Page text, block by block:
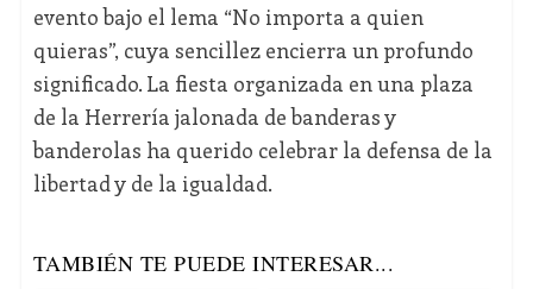
evento bajo el lema “No importa a quien
quieras”, cuya sencillez encierra un profundo
significado. La fiesta organizada en una plaza
de la Herrería jalonada de banderas y
banderolas ha querido celebrar la defensa de la
libertad y de la igualdad.
TAMBIÉN TE PUEDE INTERESAR...